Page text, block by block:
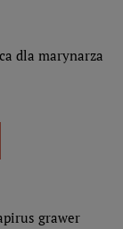
dla marynarza
grawer